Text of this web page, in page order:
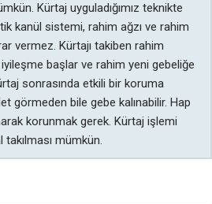
Kürtaj uyguladığımız teknikte
kanül sistemi, rahim ağzı ve rahim
vermez. Kürtajı takiben rahim
iyileşme başlar ve rahim yeni gebeliğe
sonrasında etkili bir koruma
görmeden bile gebe kalınabilir. Hap
korunmak gerek. Kürtaj işlemi
takılması mümkün.